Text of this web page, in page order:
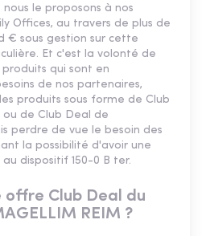
le proposons à nos
Offices, au travers de plus de
€ sous gestion sur cette
Et c'est la volonté de
qui sont en
de nos partenaires,
produits sous forme de Club
de Club Deal de
perdre de vue le besoin des
la possibilité d'avoir une
dispositif 150-0 B ter.
offre Club Deal du
REIM ?